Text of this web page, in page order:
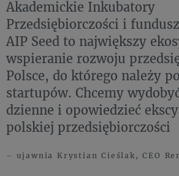
Akademickie Inkubatory
Przedsiębiorczości i
AIP Seed to największy
wspieranie rozwoju
Polsce, do którego należy
startupów. Chcemy
dzienne i opowiedzieć
polskiej przedsiębiorczości
– ujawnia Krystian Cieślak, CEO